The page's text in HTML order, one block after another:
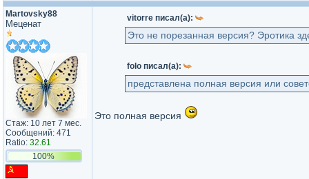
Martovsky88
Меценат
Стаж: 10 лет 7 мес.
Сообщений: 471
Ratio: 32.61
100%
vitorre писал(а):
Это не порезанная версия? Эротика
folo писал(а):
представлена полная версия или
Это полная версия